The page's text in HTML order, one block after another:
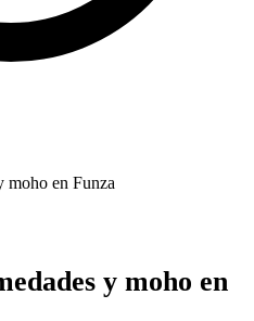
y moho en